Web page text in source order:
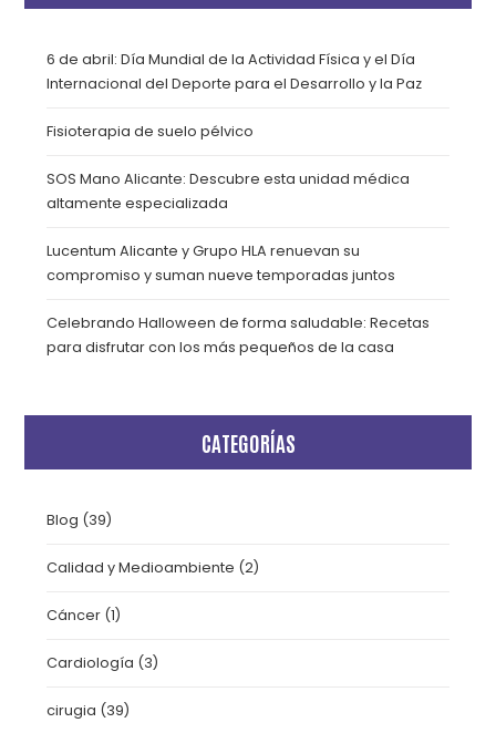
6 de abril: Día Mundial de la Actividad Física y el Día
Internacional del Deporte para el Desarrollo y la Paz
Fisioterapia de suelo pélvico
SOS Mano Alicante: Descubre esta unidad médica
altamente especializada
Lucentum Alicante y Grupo HLA renuevan su
compromiso y suman nueve temporadas juntos
Celebrando Halloween de forma saludable: Recetas
para disfrutar con los más pequeños de la casa
CATEGORÍAS
Blog (39)
Calidad y Medioambiente (2)
Cáncer (1)
Cardiología (3)
cirugia (39)